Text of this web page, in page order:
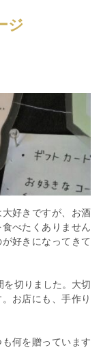
ジ
好きですが、お酒
べたくありません
好きになってきて
を切りました。大切
お店にも、手作り
何を贈っています